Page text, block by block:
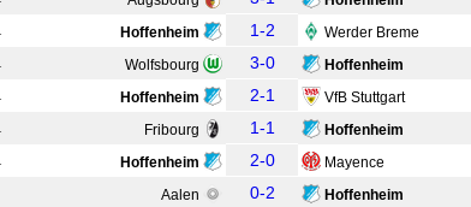
Hoffenheim 1-2 Werder Breme
Wolfsbourg 3-0 Hoffenheim
Hoffenheim 2-1 VfB Stuttgart
Fribourg 1-1 Hoffenheim
Hoffenheim 2-0 Mayence
Aalen 0-2 Hoffenheim